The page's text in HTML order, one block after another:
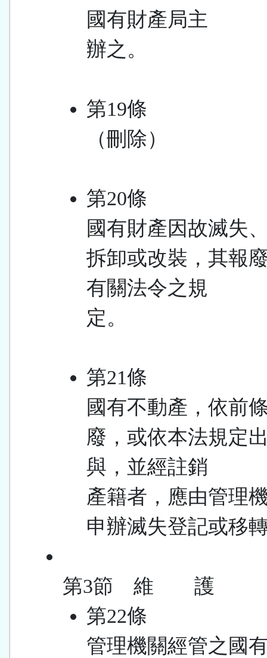
國有財產局主
辦之。
第19條
（刪除）
第20條
國有財產因故滅失
拆卸或改裝，其報
有關法令之規
定。
第21條
國有不動產，依前
廢，或依本法規定
與，並經註銷
產籍者，應由管理
申辦滅失登記或移
第3節 維 護
第22條
管理機關經管之國